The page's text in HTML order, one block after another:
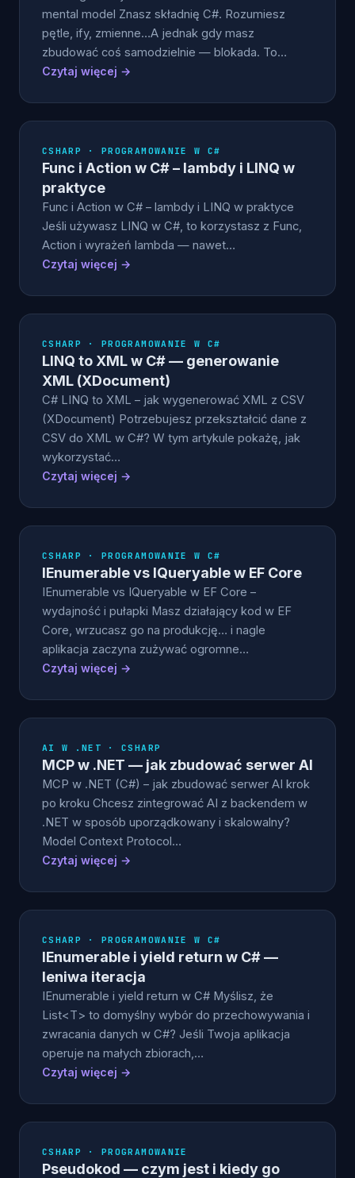
mental model Znasz składnię C#. Rozumiesz
pętle, ify, zmienne…A jednak gdy masz
zbudować coś samodzielnie — blokada. To…
Czytaj więcej →
CSHARP · PROGRAMOWANIE W C#
Func i Action w C# – lambdy i LINQ w
praktyce
Func i Action w C# – lambdy i LINQ w praktyce
Jeśli używasz LINQ w C#, to korzystasz z Func,
Action i wyrażeń lambda — nawet…
Czytaj więcej →
CSHARP · PROGRAMOWANIE W C#
LINQ to XML w C# — generowanie
XML (XDocument)
C# LINQ to XML – jak wygenerować XML z CSV
(XDocument) Potrzebujesz przekształcić dane z
CSV do XML w C#? W tym artykule pokażę, jak
wykorzystać…
Czytaj więcej →
CSHARP · PROGRAMOWANIE W C#
IEnumerable vs IQueryable w EF Core
IEnumerable vs IQueryable w EF Core –
wydajność i pułapki Masz działający kod w EF
Core, wrzucasz go na produkcję… i nagle
aplikacja zaczyna zużywać ogromne…
Czytaj więcej →
AI W .NET · CSHARP
MCP w .NET — jak zbudować serwer AI
MCP w .NET (C#) – jak zbudować serwer AI krok
po kroku Chcesz zintegrować AI z backendem w
.NET w sposób uporządkowany i skalowalny?
Model Context Protocol…
Czytaj więcej →
CSHARP · PROGRAMOWANIE W C#
IEnumerable i yield return w C# —
leniwa iteracja
IEnumerable i yield return w C# Myślisz, że
List<T> to domyślny wybór do przechowywania i
zwracania danych w C#? Jeśli Twoja aplikacja
operuje na małych zbiorach,…
Czytaj więcej →
CSHARP · PROGRAMOWANIE
Pseudokod — czym jest i kiedy go